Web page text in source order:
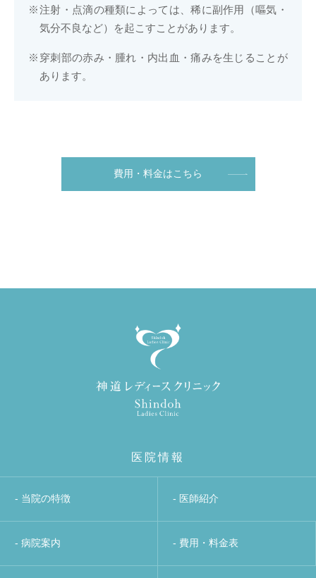
注射・点滴の種類によっては、稀に副作用（嘔気・
気分不良など）を起こすことがあります。
穿刺部の赤み・腫れ・内出血・痛みを生じることが
あります。
費用・料金はこちら
医院情報
- 当院の特徴 - 医師紹介
- 病院案内 - 費用・料金表